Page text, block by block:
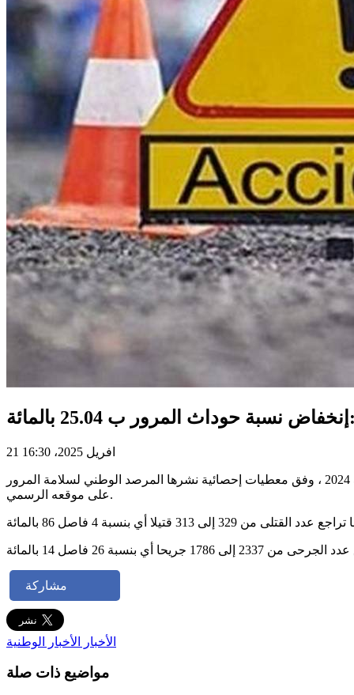
21 افريل 2025، 16:30
سجلت حوادث الطرقات منذ بداية سنة 2025 والى غاية 17 أفريل 2025، انخفاضا في حدود 25 فاصل 04 بالمائة مقارنة بنفس الفترة من سنة 2024 ، وفق معطيات إحصائية نشرها المرصد الوطني لسلامة المرور
على موقعه الرسمي.
2337 إلى 1786 جريحا أي بنسبة 26 فاصل 14 بالمائة
مشاركة
الأخبار الأخبار الوطنية
مواضيع ذات صلة